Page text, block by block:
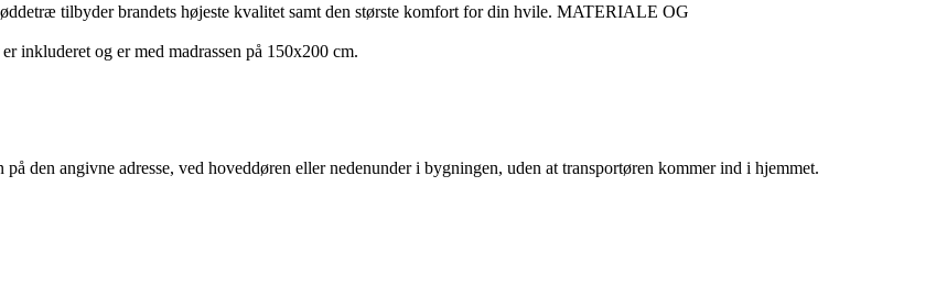
tilbyder brandets højeste kvalitet samt den største komfort for din hvile. MATERIALE OG
inkluderet og er med madrassen på 150x200 cm.
den angivne adresse, ved hoveddøren eller nedenunder i bygningen, uden at transportøren kommer ind i hjemmet.